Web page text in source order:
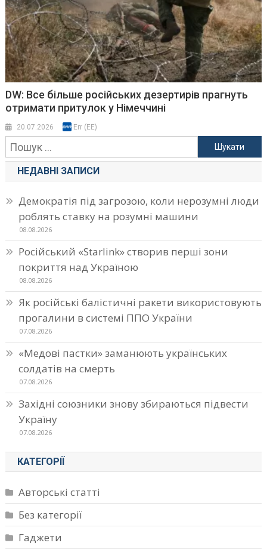
DW: Все більше російських дезертирів прагнуть
отримати притулок у Німеччині
20.07.2026 Err (EE)
Пошук:
НЕДАВНІ ЗАПИСИ
Демократія під загрозою, коли нерозумні люди
роблять ставку на розумні машини
08.08.2026
Російський «Starlink» створив перші зони
покриття над Україною
08.08.2026
Як російські балістичні ракети використовують
прогалини в системі ППО України
07.08.2026
«Медові пастки» заманюють українських
солдатів на смерть
07.08.2026
Західні союзники знову збираються підвести
Україну
07.08.2026
КАТЕГОРІЇ
Авторські статті
Без категорії
Гаджети